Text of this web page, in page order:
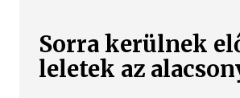
Sorra kerülnek
leletek az